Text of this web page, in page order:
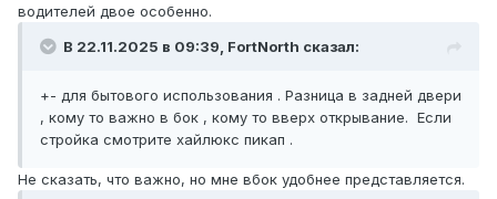
водителей двое особенно.
В 22.11.2025 в 09:39, FоrtNorth сказал:
+- для бытового использования . Разница в задней двери
, кому то важно в бок , кому то вверх открывание. Если
стройка смотрите хайлюкс пикап .
Не сказать, что важно, но мне вбок удобнее представляется.